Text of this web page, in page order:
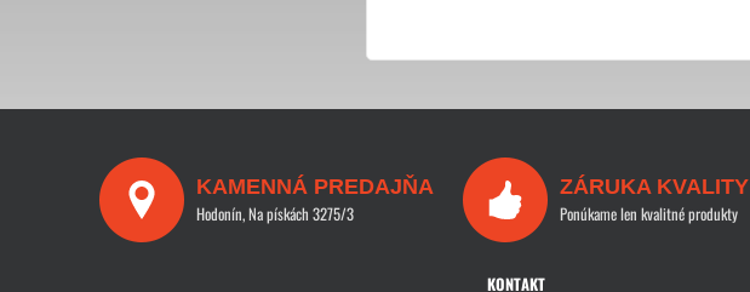
KAMENNÁ PREDAJŇA
Hodonín, Na pískách 3275/3
ZÁRUKA KVALITY
Ponúkame len kvalitné produkty
KONTAKT